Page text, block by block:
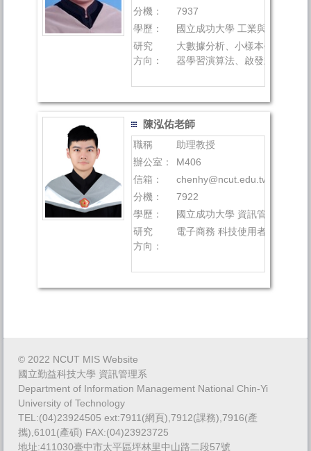
分機：
7937
學歷：
國立成功大學 工業與資訊管理
研究
方向：
大數據分析、小樣本學習、人
器學習演算法、啟發式最佳化
陳泓佑老師
職稱
助理教授
辦公室：
M406
信箱：
chenhy@ncut.edu.tw
分機：
7922
學歷：
國立成功大學 資訊管理研究所
研究
方向：
電子商務 科技使用者行為 量
© 2022 NCUT MIS Website
國立勤益科技大學 資訊管理系
Department of Information Management National Chin-Yi
University of Technology
TEL:(04)23924505 ext:7911(網頁),7912(課務),7916(產
攜),6101(產碩) FAX:(04)23923725
地址:411030臺中市太平區坪林里中山路二段57號